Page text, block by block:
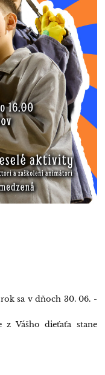
sa v dňoch 30. 06. -
Vášho dieťaťa stane